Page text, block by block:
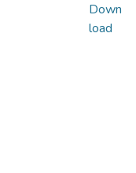
Down
load